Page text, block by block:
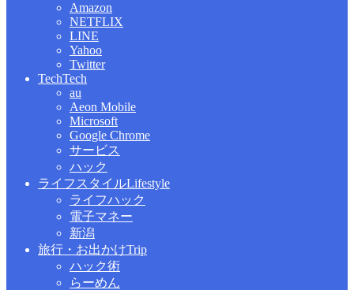
Amazon
NETFLIX
LINE
Yahoo
Twitter
TechTech
au
Aeon Mobile
Microsoft
Google Chrome
サービス
ハック
ライフスタイルLifestyle
ライフハック
電子マネー
新潟
旅行・お出かけTrip
ハック術
らーめん